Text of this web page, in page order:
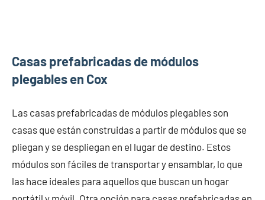
Casas prefabricadas de módulos
plegables en Cox
Las casas prefabricadas de módulos plegables son
casas que están construidas a partir de módulos que se
pliegan y se despliegan en el lugar de destino. Estos
módulos son fáciles de transportar y ensamblar, lo que
las hace ideales para aquellos que buscan un hogar